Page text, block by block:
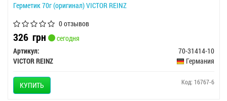
Герметик 70г (оригинал) VICTOR REINZ
0 отзывов
326 грн
сегодня
Артикул:
70-31414-10
VICTOR REINZ
Германия
КУПИТЬ Код: 16767-6